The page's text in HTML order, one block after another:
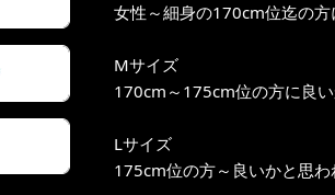
女性～細身の170cm位迄の
Mサイズ
170cm～175cm位の方に良
Lサイズ
175cm位の方～良いかと思